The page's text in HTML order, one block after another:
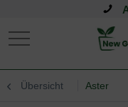
Übersicht Aster